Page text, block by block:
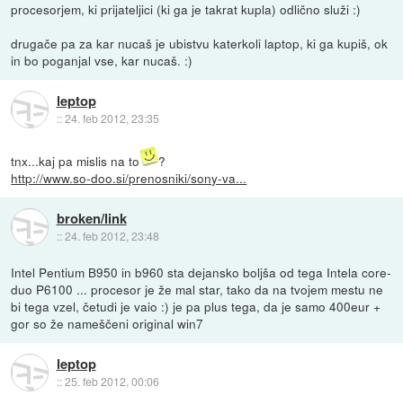
procesorjem, ki prijateljici (ki ga je takrat kupla) odlično služi :)
drugače pa za kar nucaš je ubistvu katerkoli laptop, ki ga kupiš, ok
in bo poganjal vse, kar nucaš. :)
leptop
::24. feb 2012, 23:35
tnx...kaj pa mislis na to
?
http://www.so-doo.si/prenosniki/sony-va...
broken/link
::24. feb 2012, 23:48
Intel Pentium B950 in b960 sta dejansko boljša od tega Intela core-
duo P6100 ... procesor je že mal star, tako da na tvojem mestu ne
bi tega vzel, četudi je vaio :) je pa plus tega, da je samo 400eur +
gor so že nameščeni original win7
leptop
::25. feb 2012, 00:06